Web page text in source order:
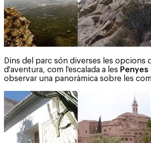
Dins del parc són diverses les opcions
d'aventura, com l'escalada a les Penyes
observar una panoràmica sobre les